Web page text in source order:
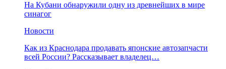
На Кубани обнаружили одну из древнейших в мире
синагог
Новости
Как из Краснодара продавать японские автозапчасти
всей России? Рассказывает владелец…